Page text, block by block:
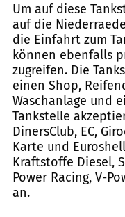
Um auf diese
auf die
die Einfahrt zum
können ebenfalls
zugreifen. Die
einen Shop,
Waschanlage und
Tankstelle
DinersClub, EC,
Karte und
Kraftstoffe Diesel,
Power Racing, V-
an.